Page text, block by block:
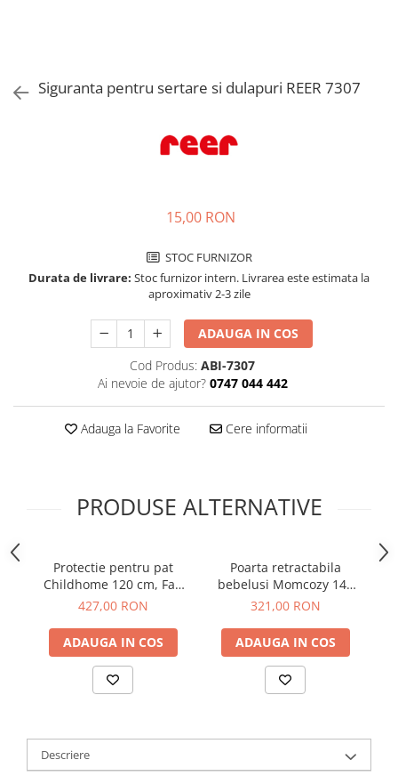
Jucarii electronice
Siguranta pentru sertare si dulapuri REER 7307
15,00 RON
STOC FURNIZOR
Durata de livrare: Stoc furnizor intern. Livrarea este estimata la
aproximativ 2-3 zile
ADAUGA IN COS
Cod Produs: ABI-7307
Ai nevoie de ajutor? 0747 044 442
Adauga la Favorite Cere informatii
PRODUSE ALTERNATIVE
Protectie pentru pat
Childhome 120 cm, Fag
Alb
427,00 RON
ADAUGA IN COS
Poarta retractabila
bebelusi Momcozy 140
cm Grey
321,00 RON
ADAUGA IN COS
Descriere